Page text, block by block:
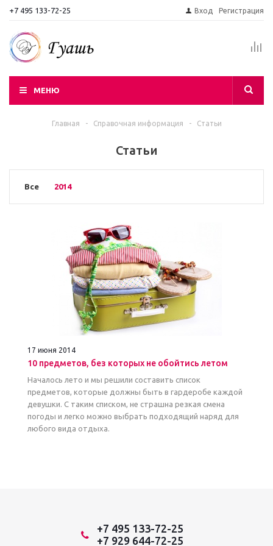
+7 495 133-72-25 Вход Регистрация
МЕНЮ
Главная - Справочная информация - Статьи
Статьи
Все 2014
17 июня 2014
10 предметов, без которых не обойтись летом
Началось лето и мы решили составить список
предметов, которые должны быть в гардеробе каждой
девушки. С таким списком, не страшна резкая смена
погоды и легко можно выбрать подходящий наряд для
любого вида отдыха.
+7 495 133-72-25
+7 929 644-72-25